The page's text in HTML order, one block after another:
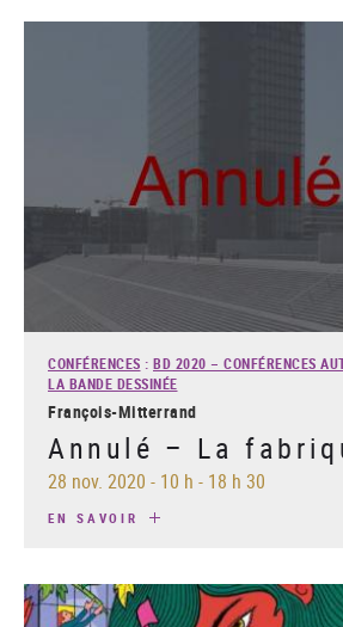
CONFÉRENCES : BD 2020 – CONFÉRENCES
LA BANDE DESSINÉE
François-Mitterrand
Annulé – La
28 nov. 2020 - 10 h - 18 h 30
EN SAVOIR